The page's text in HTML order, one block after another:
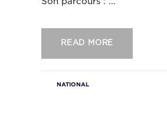
READ MORE
NATIONAL